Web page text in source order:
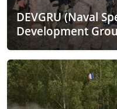
DEVGRU (Naval
Development